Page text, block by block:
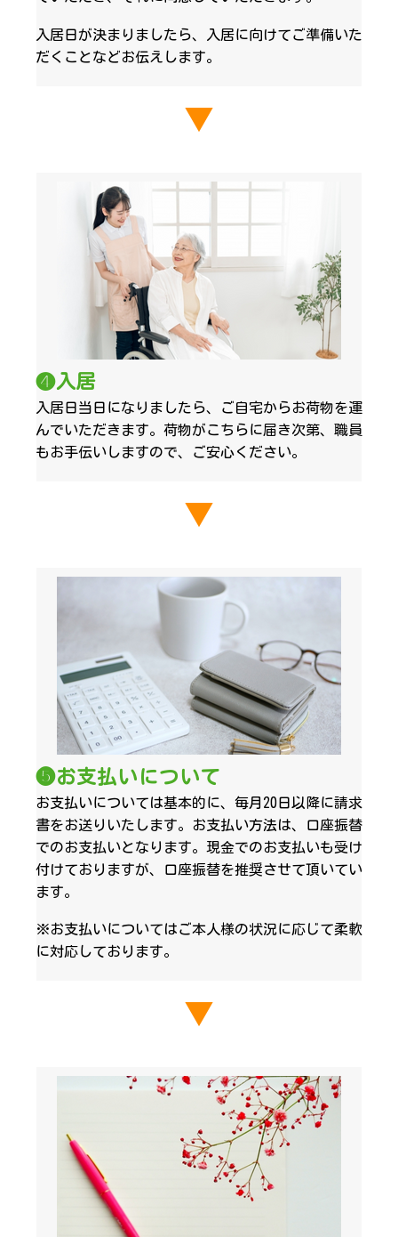
入居日が決まりましたら、入居に向けてご準備いた
だくことなどお伝えします。
▼
❹入居
入居日当日になりましたら、ご自宅からお荷物を運
んでいただきます。荷物がこちらに届き次第、職員
もお手伝いしますので、ご安心ください。
▼
❺お支払いについて
お支払いについては基本的に、毎月20日以降に請求
書をお送りいたします。お支払い方法は、口座振替
でのお支払いとなります。現金でのお支払いも受け
付けておりますが、口座振替を推奨させて頂いてい
ます。
※お支払いについてはご本人様の状況に応じて柔軟
に対応しております。
▼